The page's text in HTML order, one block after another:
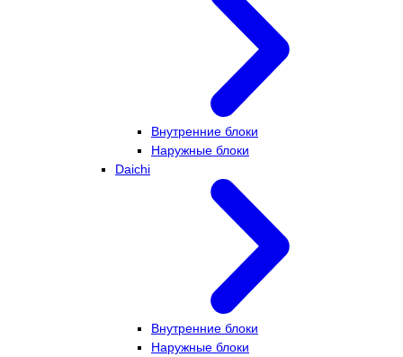
Внутренние блоки
Наружные блоки
Daichi
Внутренние блоки
Наружные блоки